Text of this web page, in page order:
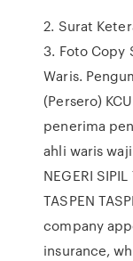
2. Surat
3. Foto Copy
Waris.
(Persero)
penerima
ahli waris
NEGERI SIPIL
TASPEN
company
insurance,